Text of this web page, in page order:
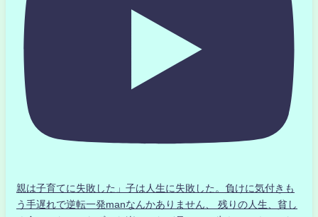
親は子育てに失敗した」子は人生に失敗した。負けに気付きも
う手遅れで逆転一発manなんかありません、 残りの人生、貧し